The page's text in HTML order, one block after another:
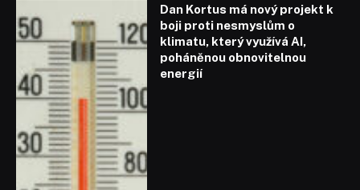
Dan Kortus má nový projekt k
boji proti nesmyslům o
klimatu, který využívá AI,
poháněnou obnovitelnou
energií